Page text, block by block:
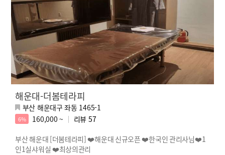
해운대-더봄테라피
부산 해운대구 좌동 1465-1
6% 160,000 ~ 리뷰 57
부산 해운대 [더봄테라피] ❤️해운대 신규오픈 ❤️한국인 관리사님❤️1
인1실샤워실 ❤️최상의관리